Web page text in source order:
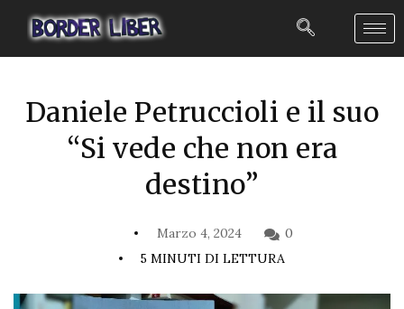
Daniele Petruccioli e il suo
“Si vede che non era
destino”
Marzo 4, 2024
0
5 MINUTI DI LETTURA